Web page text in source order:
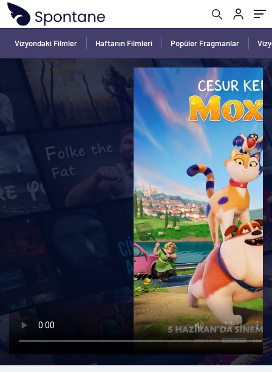
Vizyondaki Filmler Haftanın Filmleri Popüler Fragmanlar